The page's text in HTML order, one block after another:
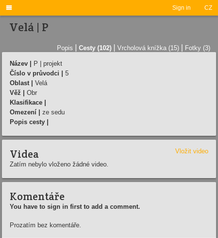
Sign in CZ

Velá | P
Popis Cesty (102) Vrcholová knížka (15) Fotky (3)
Název |
P | projekt
Číslo v průvodci |
5
Oblast |
Velá
Věž |
Obr
Klasifikace |
Omezení |
ze sedu
Popis cesty |
Videa
Vložit video
Zatím nebylo vloženo žádné video.
Komentáře
You have to sign in first to add a comment.
Prozatím bez komentáře.